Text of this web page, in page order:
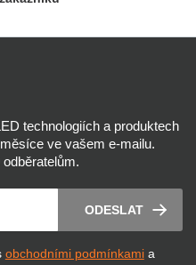
technologiích a produktech
ve vašem e-mailu.
ODESLAT
obchodními podmínkamia